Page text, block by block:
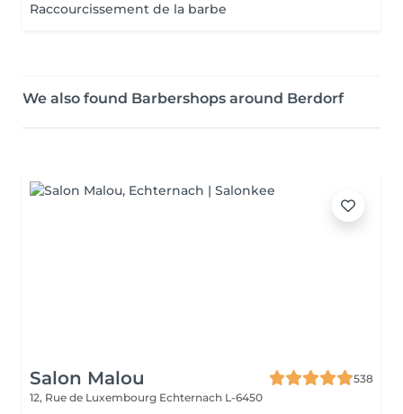
Raccourcissement de la barbe
We also found Barbershops around Berdorf
Salon Malou
538
12, Rue de Luxembourg Echternach L-6450